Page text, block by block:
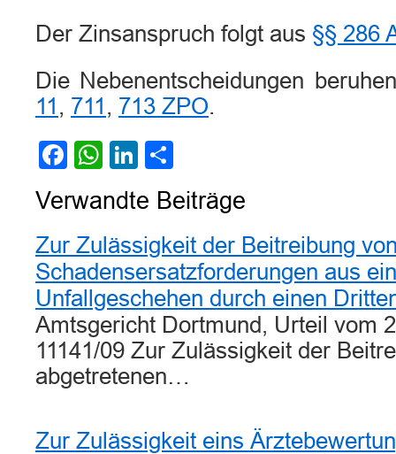
Der Zinsanspruch folgt aus §§ 286
Die Nebenentscheidungen
11 , 711 , 713 ZPO.
Facebook
WhatsApp
LinkedIn
Verwandte Beiträge
Zur Zulässigkeit der Beitreibung
Schadensersatzforderungen aus
Unfallgeschehen durch einen
Amtsgericht Dortmund, Urteil vom
11141/09 Zur Zulässigkeit der
abgetretenen…
Zur Zulässigkeit eins